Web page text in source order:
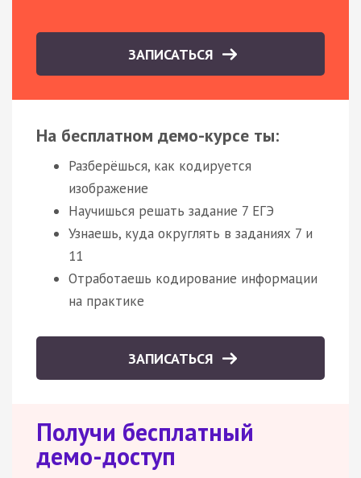
ЗАПИСАТЬСЯ
На бесплатном демо-курсе ты:
Разберёшься, как кодируется
изображение
Научишься решать задание 7 ЕГЭ
Узнаешь, куда округлять в заданиях 7 и
11
Отработаешь кодирование информации
на практике
ЗАПИСАТЬСЯ
Получи бесплатный
демо-доступ